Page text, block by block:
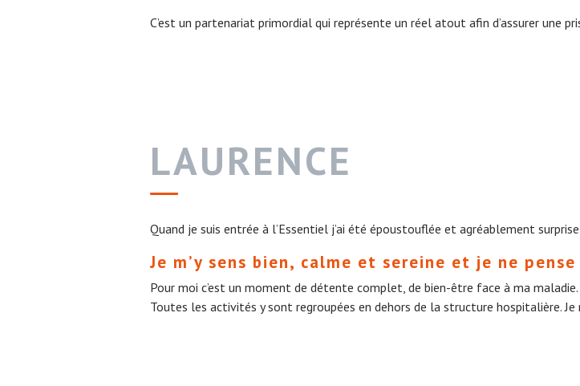
C’est un partenariat primordial qui représente un réel atout afin d’assurer une
LAURENCE
Quand je suis entrée à l’Essentiel j’ai été époustouflée et agréablement
Je m’y sens bien, calme et sereine et je ne
Pour moi c’est un moment de détente complet, de bien-être face à ma maladie.
Toutes les activités y sont regroupées en dehors de la structure hospitalière. Je